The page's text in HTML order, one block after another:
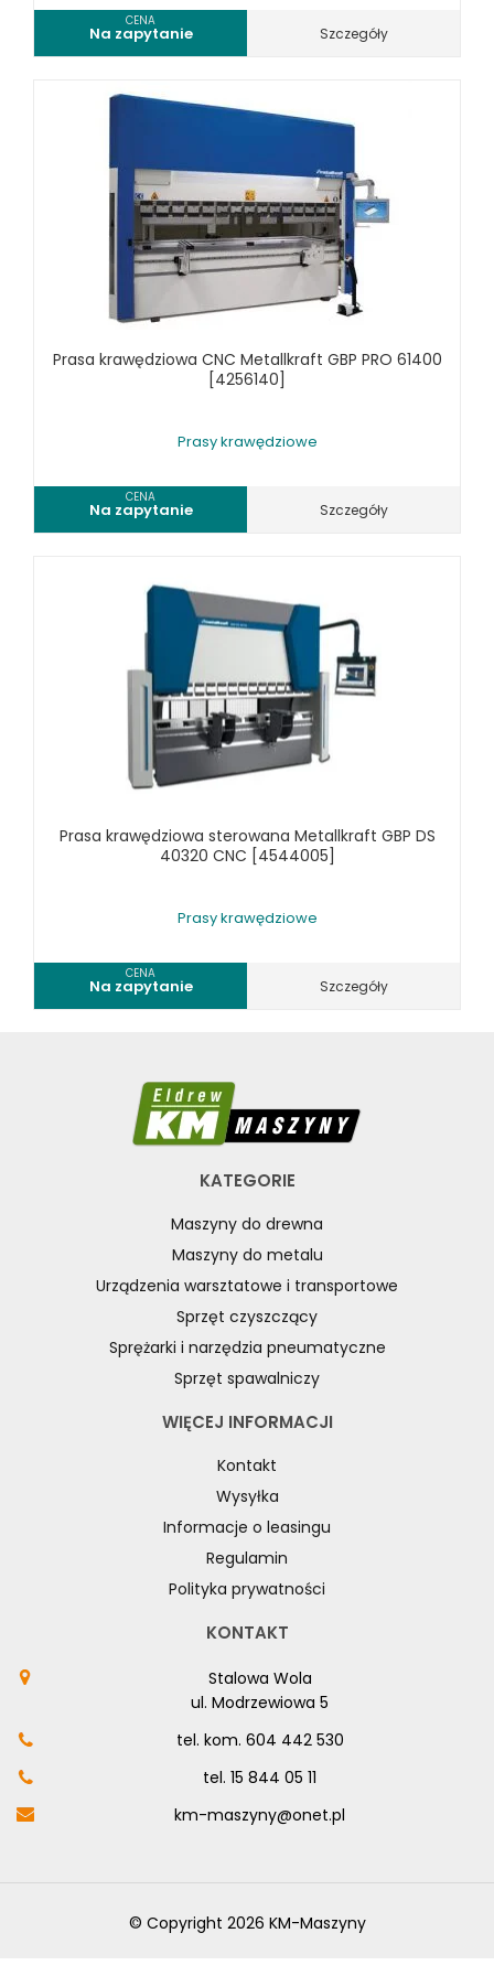
WIERTARKI KOLUMNOWE, SŁUPOWE, STOŁOWE
WIERTARKI MAGNETYCZNE
WYKRAWARKI DO BLACHY, PNEUMATYCZNE
WYPOSAŻENIE DODATKOWE METALLKRAFT
WYPOSAŻENIE DODATKOWE OPTIMUM
URZĄDZENIA WARSZTATOWE I TRANSPORTOWE
SPRZĘT CZYSZCZĄCY
SPRZĘT SPAWALNICZY
CENA
Na zapytanie Szczegóły
Prasa krawędziowa CNC Metallkraft GBP PRO 61400
[4256140]
Prasy krawędziowe
CENA
Na zapytanie Szczegóły
Prasa krawędziowa sterowana Metallkraft GBP DS
40320 CNC [4544005]
Prasy krawędziowe
CENA
Na zapytanie Szczegóły
KATEGORIE
Maszyny do drewna
Maszyny do metalu
Urządzenia warsztatowe i transportowe
Sprzęt czyszczący
Sprężarki i narzędzia pneumatyczne
Sprzęt spawalniczy
WIĘCEJ INFORMACJI
Kontakt
Wysyłka
Informacje o leasingu
Regulamin
Polityka prywatności
KONTAKT
Stalowa Wola
ul. Modrzewiowa 5
tel. kom. 604 442 530
tel. 15 844 05 11
km-maszyny@onet.pl
© Copyright 2026 KM-Maszyny